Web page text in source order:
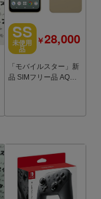
SS
未使用
品
￥28,000
「モバイルスター」新
品 SIMフリー品 AQUO